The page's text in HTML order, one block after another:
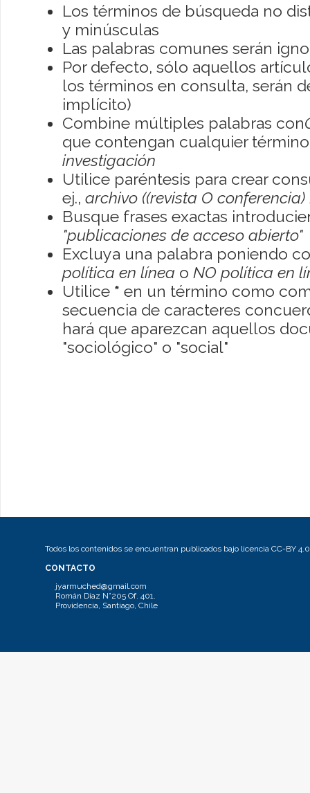
Los términos de búsqueda no
y minúsculas
Las palabras comunes serán
Por defecto, sólo aquellos
los términos en consulta, serán
implícito)
Combine múltiples palabras con
que contengan cualquier
investigación
Utilice paréntesis para crear
ej., archivo ((revista O conferencia)
Busque frases exactas
"publicaciones de acceso abierto"
Excluya una palabra poniendo
política en línea o NO política en
Utilice * en un término como
secuencia de caracteres
hará que aparezcan aquellos
"sociológico" o "social"
Todos los contenidos se encuentran publicados bajo licencia CC-BY 4.0
CONTACTO
jyarmuched@gmail.com
Román Díaz N°205 Of. 401.
Providencia, Santiago, Chile